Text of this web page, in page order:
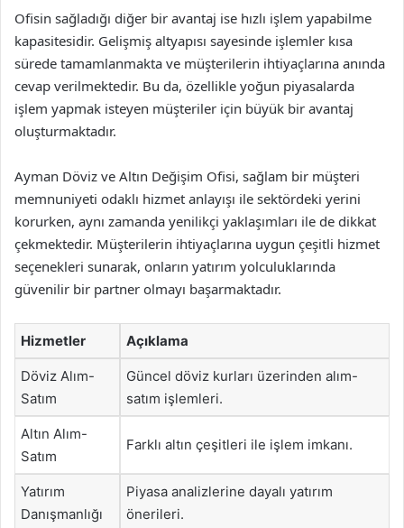
Ofisin sağladığı diğer bir avantaj ise hızlı işlem yapabilme
kapasitesidir. Gelişmiş altyapısı sayesinde işlemler kısa
sürede tamamlanmakta ve müşterilerin ihtiyaçlarına anında
cevap verilmektedir. Bu da, özellikle yoğun piyasalarda
işlem yapmak isteyen müşteriler için büyük bir avantaj
oluşturmaktadır.
Ayman Döviz ve Altın Değişim Ofisi, sağlam bir müşteri
memnuniyeti odaklı hizmet anlayışı ile sektördeki yerini
korurken, aynı zamanda yenilikçi yaklaşımları ile de dikkat
çekmektedir. Müşterilerin ihtiyaçlarına uygun çeşitli hizmet
seçenekleri sunarak, onların yatırım yolculuklarında
güvenilir bir partner olmayı başarmaktadır.
Hizmetler Açıklama
Döviz Alım-
Satım
Güncel döviz kurları üzerinden alım-
satım işlemleri.
Altın Alım-
Satım
Farklı altın çeşitleri ile işlem imkanı.
Yatırım
Danışmanlığı
Piyasa analizlerine dayalı yatırım
önerileri.